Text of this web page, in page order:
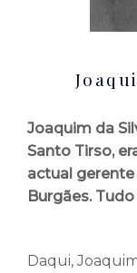
Joaquim da
Santo Tirso,
actual gerente
Burgães.
Daqui,